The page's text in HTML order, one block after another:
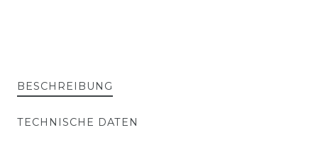
BESCHREIBUNG
TECHNISCHE DATEN